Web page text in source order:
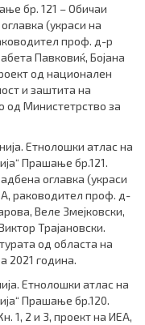
бр. 121 – Обичаи
(украси на
проф. д-р
Павковиќ, Бојана
од национален
и заштита на
од Министетрство за
Етнолошки атлас на
Прашање бр.121.
оглавка (украси
раководител проф. д-
Веле Змејковски,
Трајановски.
од областа на
2021 година.
Етнолошки атлас на
Прашање бр.120.
1, 2 и 3, проект на ИЕА,